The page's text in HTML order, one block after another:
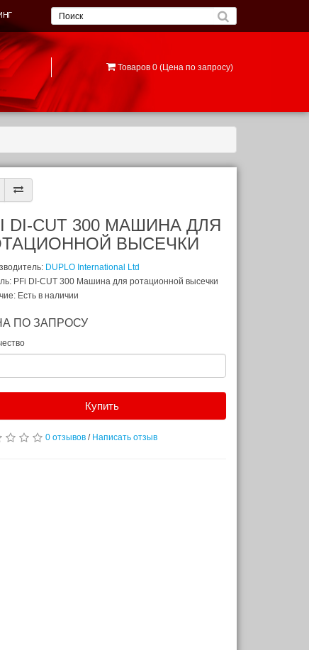
Товаров 0 (Цена по запросу)
DI-CUT 300 МАШИНА ДЛЯ
ВЫСЕЧКИ
DUPLO International Ltd
PFi DI-CUT 300 Машина для ротационной высечки
Есть в наличии
ПО ЗАПРОСУ
Купить
0 отзывов / Написать отзыв